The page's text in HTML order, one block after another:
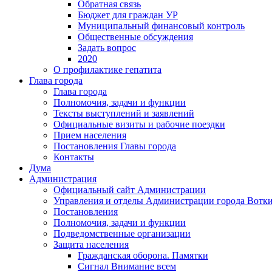
Обратная связь
Бюджет для граждан УР
Муниципальный финансовый контроль
Общественные обсуждения
Задать вопрос
2020
О профилактике гепатита
Глава города
Глава города
Полномочия, задачи и функции
Тексты выступлений и заявлений
Официальные визиты и рабочие поездки
Прием населения
Постановления Главы города
Контакты
Дума
Администрация
Официальный сайт Администрации
Управления и отделы Администрации города
Постановления
Полномочия, задачи и функции
Подведомственные организации
Защита населения
Гражданская оборона. Памятки
Сигнал Внимание всем